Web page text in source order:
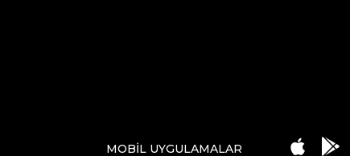
MOBİL UYGULAMALAR